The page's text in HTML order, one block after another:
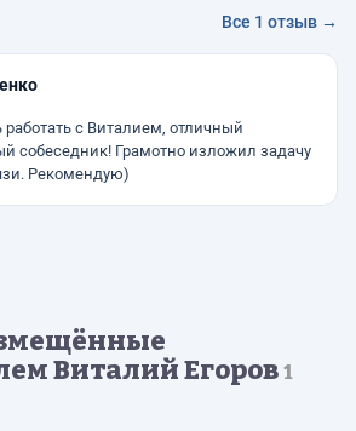
Все 1 отзыв →
с Виталием, отличный
собеседник! Грамотно изложил задачу
Рекомендую)
Виталий Егоров 1